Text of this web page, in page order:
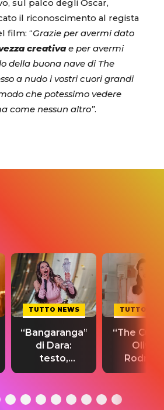
sul palco degli Oscar,
il riconoscimento al regista
film: “Grazie per avermi dato
creativae per avermi
della buona nave di The
a nudo i vostri cuori grandi
che potessimo vedere
come nessun altro”.
TUTTO NEWS
“Bangaranga”
di Dara:
testo,
traduzione e
del singolo
TUTTO
“The
Olivia
testo,